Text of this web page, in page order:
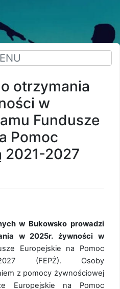
otrzymania
w
Fundusze
Pomoc
2021-2027
w Bukowsko prowadzi
w 2025r. żywności w
Europejskie na Pomoc
(FEPŻ).
Osoby
z pomocy żywnościowej
Europejskie na Pomoc